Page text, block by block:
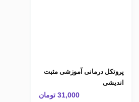
پروتکل درمانی آموزشی مثبت
اندیشی
31,000 تومان